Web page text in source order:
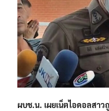
ผบช.น. เผยเน็ตไอดอลสาว